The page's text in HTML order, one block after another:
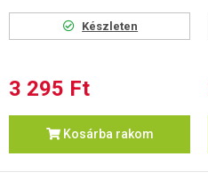
Készleten
3 295 Ft
Kosárba rakom